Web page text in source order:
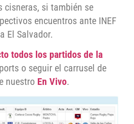
si también se
encuentros ante INEF
El Salvador.
todos los partidos de la
o seguir el carrusel de
nuestro En Vivo.